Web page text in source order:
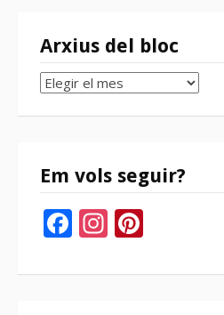
Arxius del bloc
Arxius
bloc
Em vols seguir?
Facebook
Instagram